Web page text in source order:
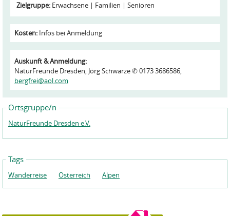
Zielgruppe: Erwachsene Familien Senioren
Kosten: Infos bei Anmeldung
Auskunft & Anmeldung:
NaturFreunde Dresden, Jörg Schwarze ✆ 0173 3686586,
bergfrei@aol.com
Ortsgruppe/n
NaturFreunde Dresden e.V.
Tags
Wanderreise Österreich Alpen